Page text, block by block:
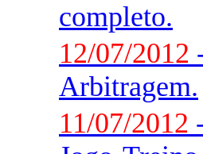
completo.
12/07/2012
Arbitragem.
11/07/2012